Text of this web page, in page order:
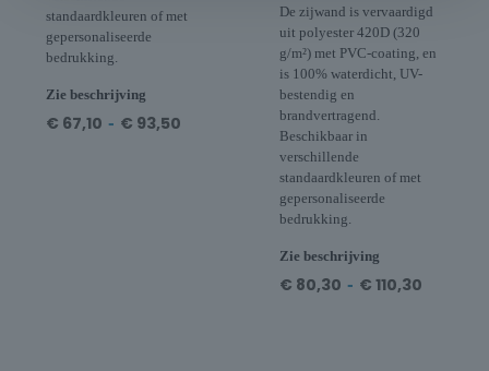
standaardkleuren of met
gepersonaliseerde
bedrukking.
Zie beschrijving
€ 67,10 - € 93,50
De zijwand is vervaardigd
uit polyester 420D (320
g/m²) met PVC-coating, en
is 100% waterdicht, UV-
bestendig en
brandvertragend.
Beschikbaar in
verschillende
standaardkleuren of met
gepersonaliseerde
bedrukking.
Zie beschrijving
€ 80,30 - € 110,30